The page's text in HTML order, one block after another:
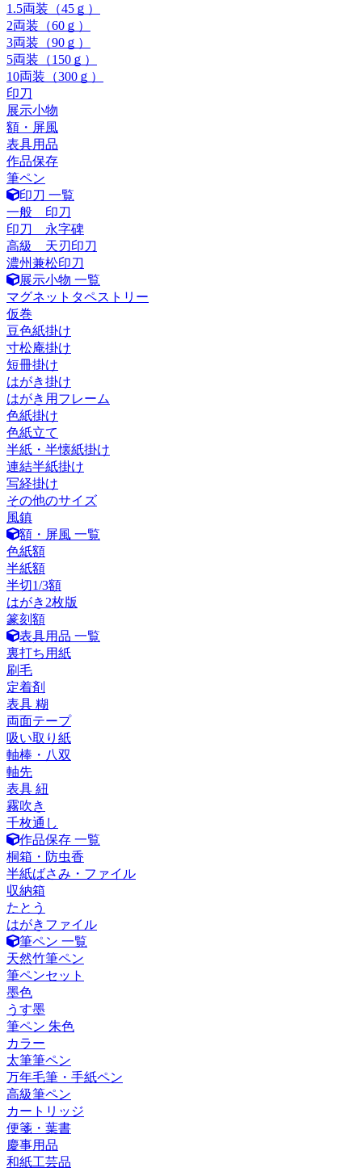
1.5両装（45ｇ）
2両装（60ｇ）
3両装（90ｇ）
5両装（150ｇ）
10両装（300ｇ）
印刀
展示小物
額・屏風
表具用品
作品保存
筆ペン
印刀 一覧
一般 印刀
印刀 永字碑
高級 天刃印刀
濃州兼松印刀
展示小物 一覧
マグネットタペストリー
仮巻
豆色紙掛け
寸松庵掛け
短冊掛け
はがき掛け
はがき用フレーム
色紙掛け
色紙立て
半紙・半懐紙掛け
連結半紙掛け
写経掛け
その他のサイズ
風鎮
額・屏風 一覧
色紙額
半紙額
半切1/3額
はがき2枚版
篆刻額
表具用品 一覧
裏打ち用紙
刷毛
定着剤
表具 糊
両面テープ
吸い取り紙
軸棒・八双
軸先
表具 紐
霧吹き
千枚通し
作品保存 一覧
桐箱・防虫香
半紙ばさみ・ファイル
収納箱
たとう
はがきファイル
筆ペン 一覧
天然竹筆ペン
筆ペンセット
墨色
うす墨
筆ペン 朱色
カラー
太筆筆ペン
万年毛筆・手紙ペン
高級筆ペン
カートリッジ
便箋・葉書
慶事用品
和紙工芸品